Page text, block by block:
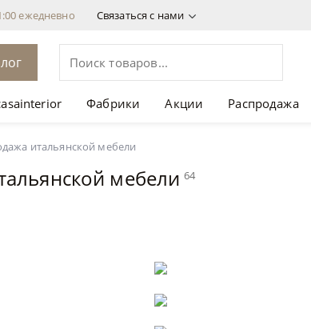
ежедневно Связаться с нами
Фабрики Акции Распродажа
итальянской мебели
мебели 64